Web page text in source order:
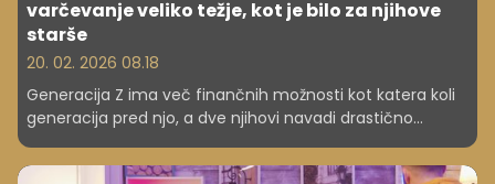
varčevanje veliko težje, kot je bilo za njihove
starše
20. 02. 2026 08.18
Generacija Z ima več finančnih možnosti kot katera koli
generacija pred njo, a dve njihovi navadi drastično
otežujeta varčevanje. Zakaj je prihodnost bogastva zanje
hkrati obetavna in zahtevna?